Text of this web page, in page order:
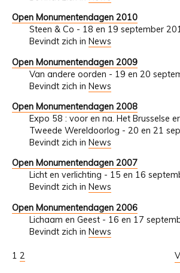
Open Monumentendagen 2010
Steen & Co - 18 en 19 september
Bevindt zich in News
Open Monumentendagen 2009
Van andere oorden - 19 en 20
Bevindt zich in News
Open Monumentendagen 2008
Expo 58 : voor en na. Het Brusselse
Tweede Wereldoorlog - 20 en 21
Bevindt zich in News
Open Monumentendagen 2007
Licht en verlichting - 15 en 16
Bevindt zich in News
Open Monumentendagen 2006
Lichaam en Geest - 16 en 17
Bevindt zich in News
1 2